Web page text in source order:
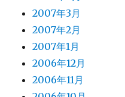
2007年3月
2007年2月
2007年1月
2006年12月
2006年11月